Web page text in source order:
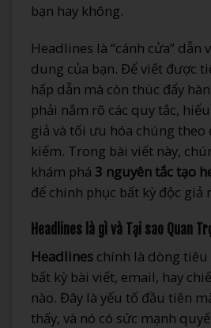
bạn hay không.
Headlines là “cánh cửa” dẫn
dung của bạn. Để viết được
hấp dẫn mà còn thúc đẩy
phải nắm rõ các quy tắc,
giả và tối ưu hóa chúng
kiếm. Trong bài viết này,
khám phá 3 nguyên tắc tạo
để chinh phục bất kỳ độc giả
Headlines là gì và Tại sao Quan
Headlines chính là dòng tiêu
bất kỳ bài viết, email, hay
nào. Đây là yếu tố đầu tiên
thấy, và nó có sức mạnh